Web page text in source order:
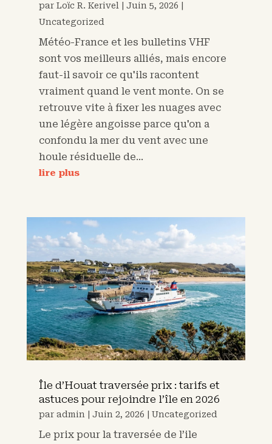
par Loïc R. Kerivel Juin 5, 2026
Uncategorized
Météo-France et les bulletins VHF
sont vos meilleurs alliés, mais encore
faut-il savoir ce qu'ils racontent
vraiment quand le vent monte. On se
retrouve vite à fixer les nuages avec
une légère angoisse parce qu'on a
confondu la mer du vent avec une
houle résiduelle de...
lire plus
Île d’Houat traversée prix : tarifs et
astuces pour rejoindre l’île en 2026
par admin Juin 2, 2026 Uncategorized
Le prix pour la traversée de l’ile